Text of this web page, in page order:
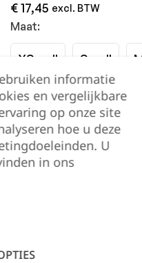
€17,45 excl. BTW
Maat:
XSmall Small
XLarge XXLarge
Kies je aantal:
TOEVOEGEN
Gratis levering
informatie
en vergelijkbare
op onze site
hoe u deze
U
in ons